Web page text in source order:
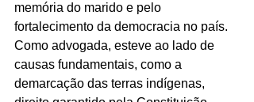
memória do marido e pelo
fortalecimento da democracia no país.
Como advogada, esteve ao lado de
causas fundamentais, como a
demarcação das terras indígenas,